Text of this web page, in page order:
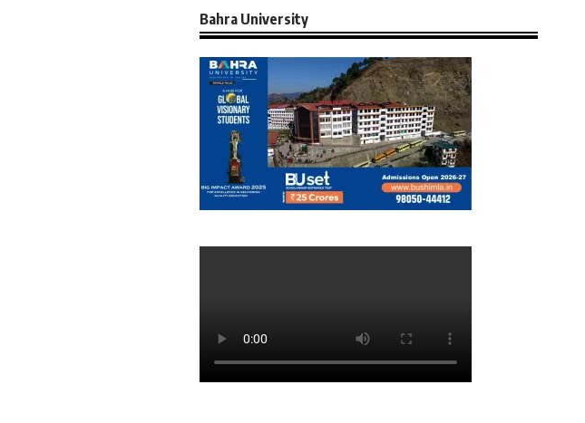
Bahra University